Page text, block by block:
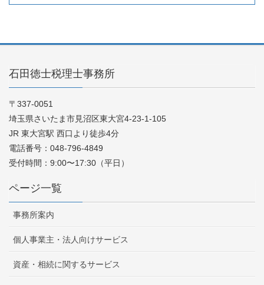
石田徳士税理士事務所
〒337-0051
埼玉県さいたま市見沼区東大宮4-23-1-105
JR 東大宮駅 西口より徒歩4分
電話番号：048-796-4849
受付時間：9:00〜17:30（平日）
ページ一覧
事務所案内
個人事業主・法人向けサービス
資産・相続に関するサービス